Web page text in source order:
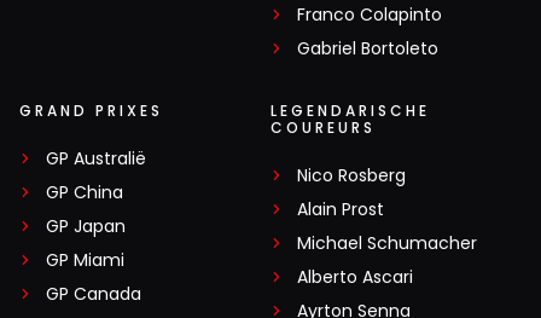
Franco Colapinto
Gabriel Bortoleto
GRAND PRIXES
GP Australië
GP China
GP Japan
GP Miami
GP Canada
LEGENDARISCHE
COUREURS
Nico Rosberg
Alain Prost
Michael Schumacher
Alberto Ascari
Ayrton Senna